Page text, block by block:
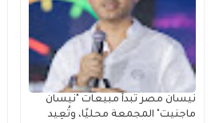
نيسان مصر تبدأ مبيعات "نيسان
ماجنيت" المجمعة محليًا، وتُعِيد